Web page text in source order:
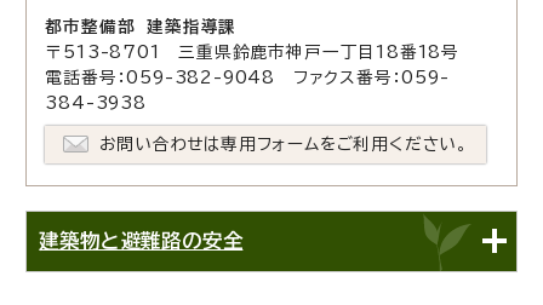
都市整備部 建築指導課
〒513-8701 三重県鈴鹿市神戸一丁目18番18号
電話番号：059-382-9048 ファクス番号：059-
384-3938
お問い合わせは専用フォームをご利用ください。
建築物と避難路の安全